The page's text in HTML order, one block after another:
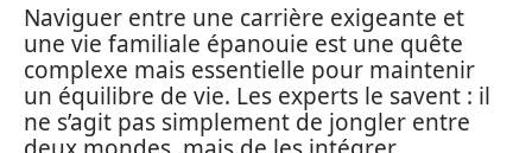
Naviguer entre une carrière exigeante et
une vie familiale épanouie est une quête
complexe mais essentielle pour maintenir
un équilibre de vie. Les experts le savent : il
ne s’agit pas simplement de jongler entre